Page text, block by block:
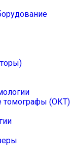
томографы (ОКТ)